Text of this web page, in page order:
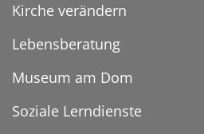
Kirche verändern
Lebensberatung
Museum am Dom
Soziale Lerndienste